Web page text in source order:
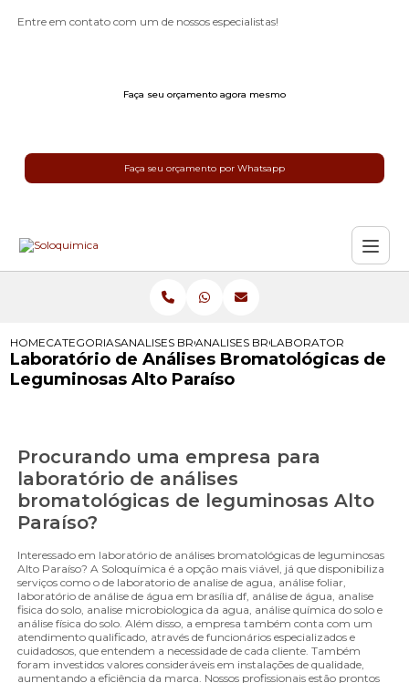
Entre em contato com um de nossos especialistas!
Faça seu orçamento agora mesmo
Faça seu orçamento por Whatsapp
HOMECATEGORIASANALISES BROMATOLOGICAS
ANALISES BROMATOLOGICAS PARA
LABORATORIO DE
Laboratório de Análises Bromatológicas de
Leguminosas Alto Paraíso
Procurando uma empresa para
laboratório de análises
bromatológicas de leguminosas Alto
Paraíso?
Interessado em laboratório de análises bromatológicas de leguminosas
Alto Paraíso? A Soloquímica é a opção mais viável, já que disponibiliza
serviços como o de laboratorio de analise de agua, análise foliar,
laboratório de análise de água em brasília df, análise de água, analise
fisica do solo, analise microbiologica da agua, análise química do solo e
análise física do solo. Além disso, a empresa também conta com um
atendimento qualificado, através de funcionários especializados e
cuidadosos, que entendem a necessidade de cada cliente. Também
foram investidos valores consideráveis em instalações de qualidade,
aumentando a eficiência da marca. Nossos profissionais estão prontos